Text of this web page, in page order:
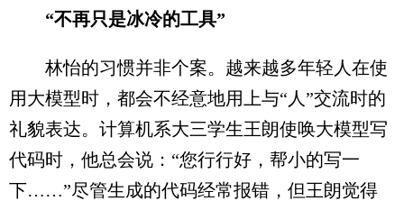
“不再只是冰冷的工具”
林怡的习惯并非个案。越来越多年轻人在使
用大模型时，都会不经意地用上与“人”交流时的
礼貌表达。计算机系大三学生王朗使唤大模型写
代码时，他总会说：“您行行好，帮小的写一
下……”尽管生成的代码经常报错，但王朗觉得